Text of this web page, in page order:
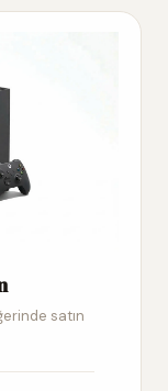
satın